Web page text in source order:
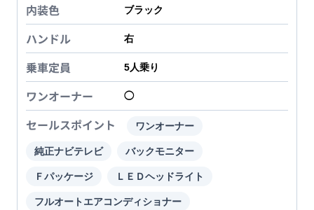
内装色 ブラック
ハンドル 右
乗車定員 5人乗り
ワンオーナー ◯
セールスポイント ワンオーナー
純正ナビテレビ バックモニター
Ｆパッケージ ＬＥＤヘッドライト
フルオートエアコンディショナー